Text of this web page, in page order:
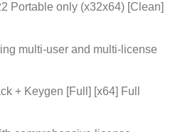
Portable only (x32x64) [Clean]
multi-user and multi-license
+ Keygen [Full] [x64] Full